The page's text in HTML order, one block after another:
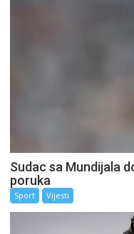
Sudac sa Mundijala
poruka
Sport Vijesti